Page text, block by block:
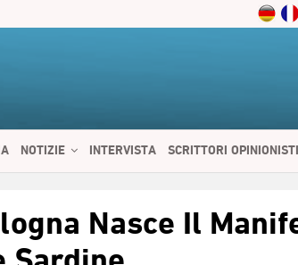
NOTIZIE INTERVISTA SCRITTORI OPINIONISTI
Nasce Il